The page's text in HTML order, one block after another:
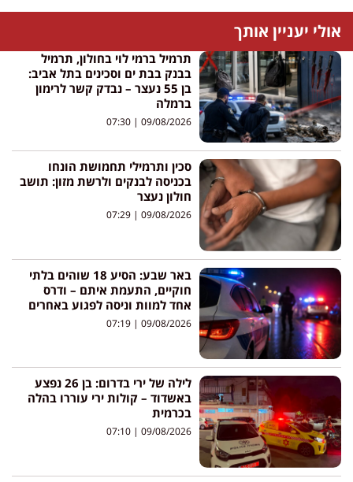
אולי יעניין אותך
תרמיל ברמי לוי בחולון, תרמיל
בבנק בבת ים וסכינים בתל אביב:
בן 55 נעצר – נבדק קשר לרימון
ברמלה
09/08/2026
סכין ותרמילי תחמושת הונחו
בכניסה לבנקים ולרשת מזון: תושב
חולון נעצר
09/08/2026
באר שבע: הסיע 18 שוהים בלתי
חוקיים, התעמת איתם – ודרס
אחד למוות וניסה לפגוע באחרים
09/08/2026
לילה של ירי בדרום: בן 26 נפצע
באשדוד – קולות ירי עוררו בהלה
בכרמית
09/08/2026